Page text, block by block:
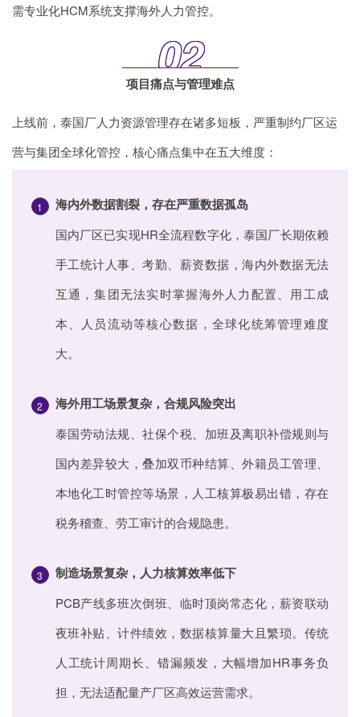
需专业化HCM系统支撑海外人力管控。
02
项目痛点与管理难点
上线前，泰国厂人力资源管理存在诸多短板，严重制约厂区运
营与集团全球化管控，核心痛点集中在五大维度：
1 海内外数据割裂，存在严重数据孤岛
国内厂区已实现HR全流程数字化，泰国厂长期依赖
手工统计人事、考勤、薪资数据，海内外数据无法
互通，集团无法实时掌握海外人力配置、用工成
本、人员流动等核心数据，全球化统筹管理难度
大。
2 海外用工场景复杂，合规风险突出
泰国劳动法规、社保个税、加班及离职补偿规则与
国内差异较大，叠加双币种结算、外籍员工管理、
本地化工时管控等场景，人工核算极易出错，存在
税务稽查、劳工审计的合规隐患。
3 制造场景复杂，人力核算效率低下
PCB产线多班次倒班、临时顶岗常态化，薪资联动
夜班补贴、计件绩效，数据核算量大且繁琐。传统
人工统计周期长、错漏频发，大幅增加HR事务负
担，无法适配量产厂区高效运营需求。